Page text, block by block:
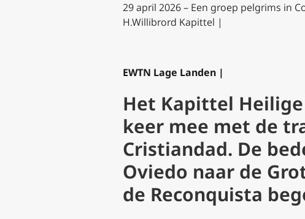
29 april 2026 – Een groep pelgrims in
H.Willibrord Kapittel |
EWTN Lage Landen |
Het Kapittel
keer mee met de
Cristiandad. De
Oviedo naar de
de Reconquista